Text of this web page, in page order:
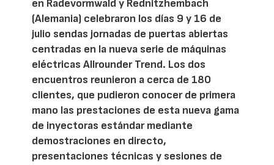
en Radevormwald y Rednitzhembach
(Alemania) celebraron los días 9 y 16 de
julio sendas jornadas de puertas abiertas
centradas en la nueva serie de máquinas
eléctricas Allrounder Trend. Los dos
encuentros reunieron a cerca de 180
clientes, que pudieron conocer de primera
mano las prestaciones de esta nueva gama
de inyectoras estándar mediante
demostraciones en directo,
presentaciones técnicas y sesiones de